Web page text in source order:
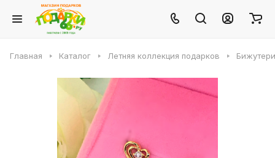
Главная Каталог Летняя коллекция подарков